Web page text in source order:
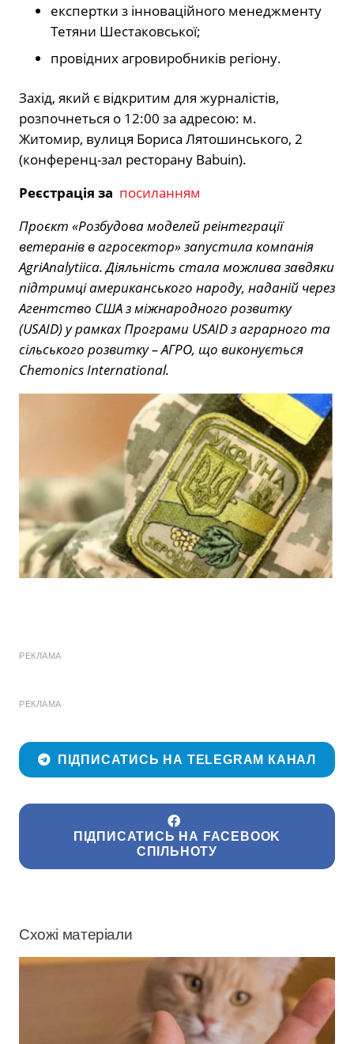
експертки з інноваційного менеджменту
Тетяни Шестаковської;
провідних агровиробників регіону.
Захід, який є відкритим для журналістів,
розпочнеться о 12:00 за адресою: м.
Житомир, вулиця Бориса Лятошинського, 2
(конференц-зал ресторану Babuin).
Реєстрація за посиланням
Проєкт «Розбудова моделей реінтеграції
ветеранів в агросектор» запустила компанія
AgriAnalytiica. Діяльність стала можлива завдяки
підтримці американського народу, наданій через
Агентство США з міжнародного розвитку
(USAID) у рамках Програми USAID з аграрного та
сільського розвитку – АГРО, що виконується
Chemonics International.
РЕКЛАМА
РЕКЛАМА
ПІДПИСАТИСЬ НА TELEGRAM КАНАЛ
ПІДПИСАТИСЬ НА FACEBOOK
СПІЛЬНОТУ
Схожі матеріали